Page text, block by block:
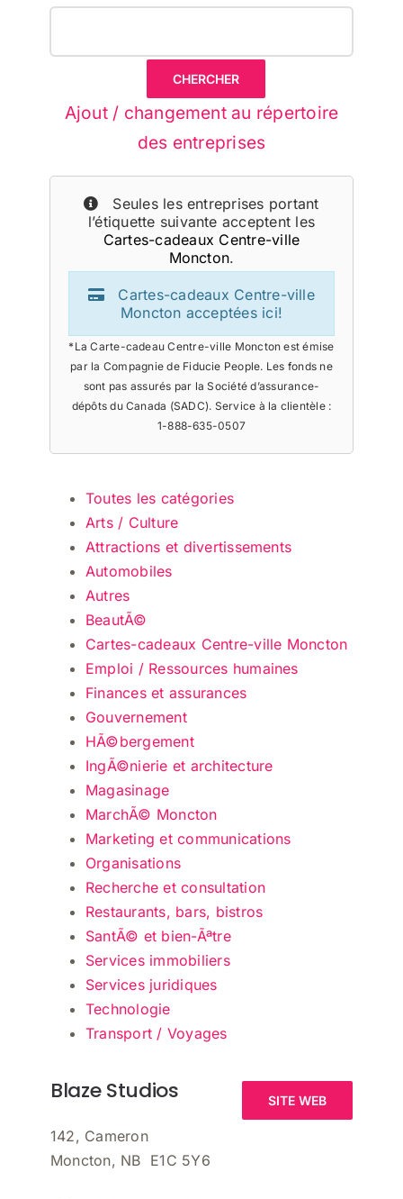
Ajout / changement au répertoire
des entreprises
Seules les entreprises portant
l’étiquette suivante acceptent les
Cartes-cadeaux Centre-ville
Moncton.
Cartes-cadeaux Centre-ville
Moncton acceptées ici!
*La Carte-cadeau Centre-ville Moncton est émise
par la Compagnie de Fiducie People. Les fonds ne
sont pas assurés par la Société d’assurance-
dépôts du Canada (SADC). Service à la clientèle :
1-888-635-0507
Toutes les catégories
Arts / Culture
Attractions et divertissements
Automobiles
Autres
BeautÃ©
Cartes-cadeaux Centre-ville Moncton
Emploi / Ressources humaines
Finances et assurances
Gouvernement
HÃ©bergement
IngÃ©nierie et architecture
Magasinage
MarchÃ© Moncton
Marketing et communications
Organisations
Recherche et consultation
Restaurants, bars, bistros
SantÃ© et bien-Ãªtre
Services immobiliers
Services juridiques
Technologie
Transport / Voyages
Blaze Studios SITE WEB
142, Cameron
Moncton, NB E1C 5Y6